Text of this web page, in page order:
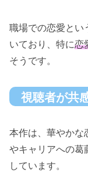
職場での恋愛とい
いており、特に恋
そうです。
視聴者が共
本作は、華やかな
やキャリアへの葛
しています。